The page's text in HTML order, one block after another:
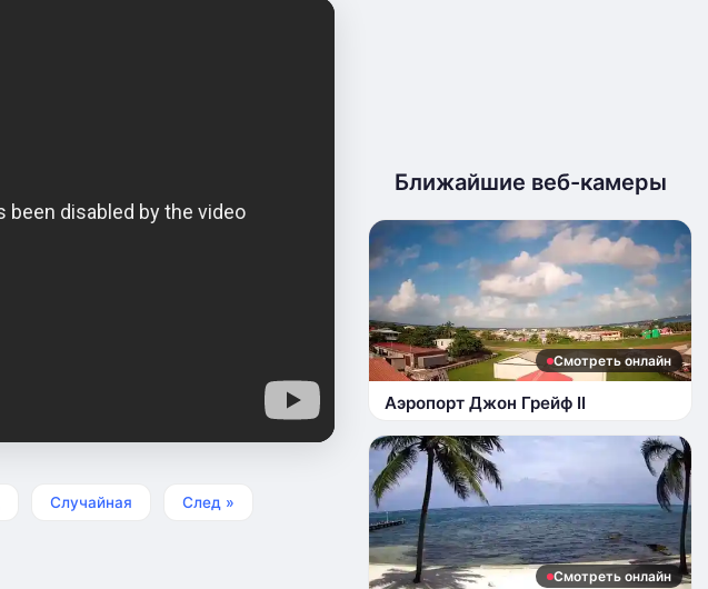
Случайная След »
Ближайшие веб-камеры
Смотреть онлайн
Аэропорт Джон Грейф II
Смотреть онлайн